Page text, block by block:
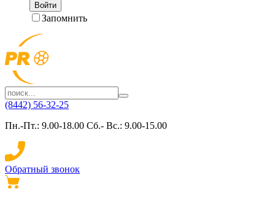
Войти
Запомнить
(8442) 56-32-25
Пн.-Пт.: 9.00-18.00 Сб.- Вс.: 9.00-15.00
Обратный звонок